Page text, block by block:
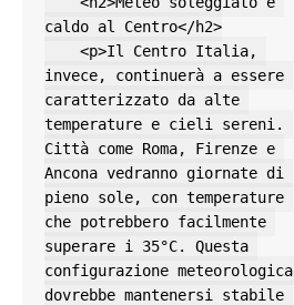
caldo al Centro</h2>
invece, continuerà a essere
caratterizzato da alte
temperature e cieli sereni.
Città come Roma, Firenze e
Ancona vedranno giornate di
pieno sole, con temperature
che potrebbero facilmente
superare i 35°C. Questa
configurazione meteorologica
dovrebbe mantenersi stabile